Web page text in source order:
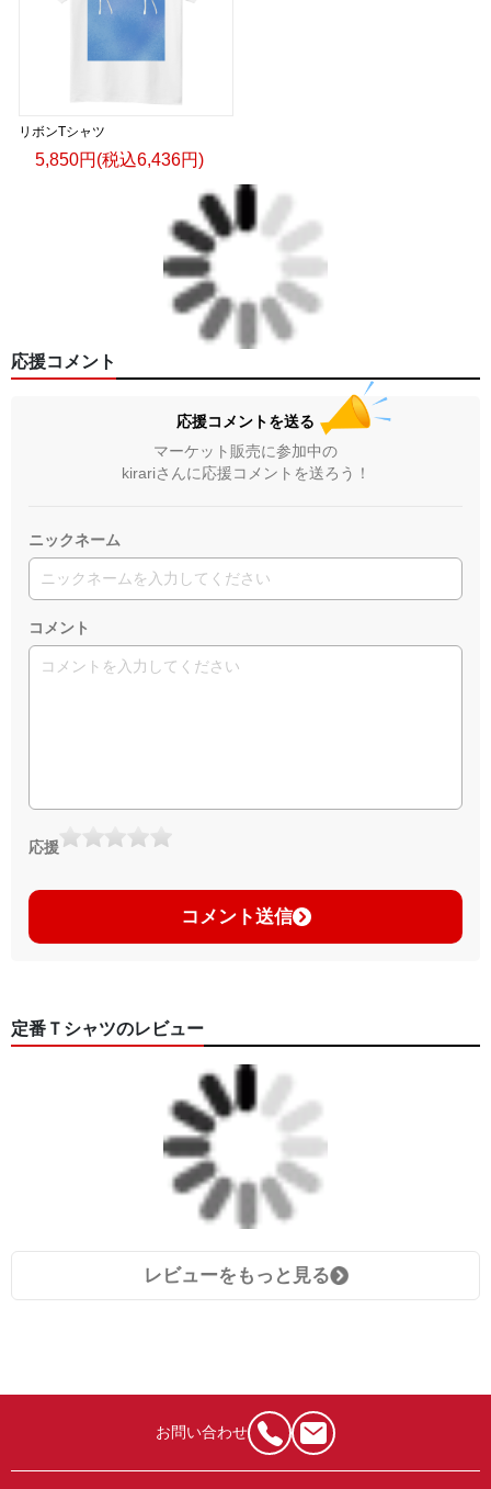
リボンTシャツ
5,850円(税込6,436円)
応援コメント
応援コメントを送る
マーケット販売に参加中の
kirariさんに応援コメントを送ろう！
ニックネーム
コメント
応援
コメント送信
定番Ｔシャツのレビュー
レビューをもっと見る
お問い合わせ